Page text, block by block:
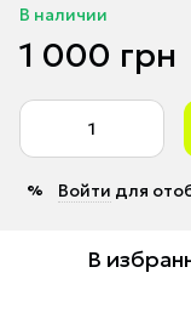
В наличии
1 000 грн
% Войти для
В